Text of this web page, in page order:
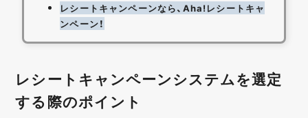
レシートキャンペーンなら、Aha!レシートキャ
ンペーン！
レシートキャンペーンシステムを選定
する際のポイント